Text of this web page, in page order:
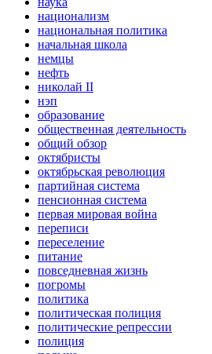
национализм
национальная политика
начальная школа
немцы
нефть
николай II
нэп
образование
общественная деятельность
общий обзор
октябристы
октябрьская революция
партийная система
пенсионная система
первая мировая война
переписи
переселение
питание
повседневная жизнь
погромы
политика
политическая полиция
политические репрессии
полиция